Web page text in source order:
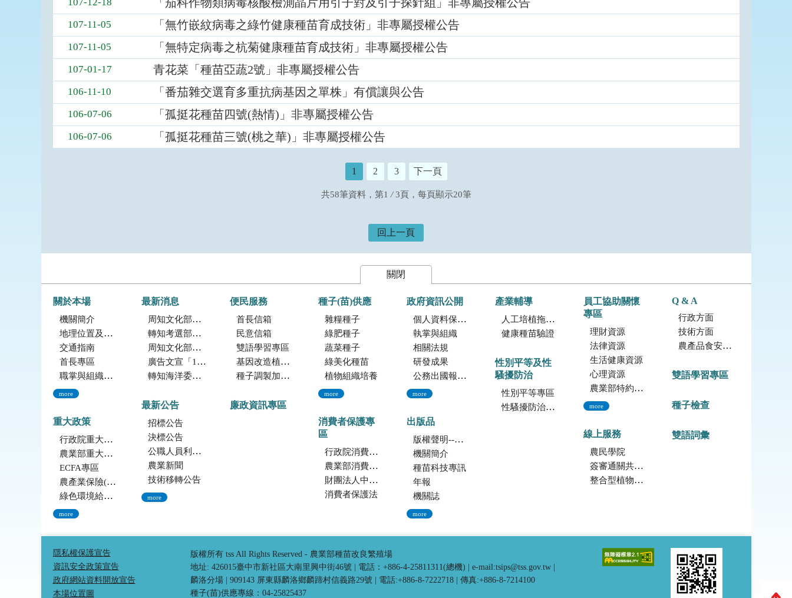
107-11-05 「無竹嵌紋病毒之綠竹健康種苗育成技術」非專屬授權公告
107-11-05 「無特定病毒之杭菊健康種苗育成技術」非專屬授權公告
107-01-17 青花菜「種苗亞蔬2號」非專屬授權公告
106-11-10 「番茄雜交選育多重抗病基因之單株」有償讓與公告
106-07-06 「孤挺花種苗四號(熱情)」非專屬授權公告
106-07-06 「孤挺花種苗三號(桃之華)」非專屬授權公告
1 2 3 下一頁
共58筆資料，第1 /3頁，每頁顯示20筆
回上一頁
關閉
關於本場
機關簡介
地理位置及農業環境
交通指南
首長專區
職掌與組織編制
more
重大政策
行政院重大政策(連結至行政院)
農業部重大政策(連結至農業部)
ECFA專區
農產業保險(連結至農糧署)
綠色環境給付計畫(連結至農糧署)
more
最新消息
周知文化部「2027年文化部百大文化基地徵選獎勵簡章」，歡迎踴躍參加。
轉知考選部「115年建築師、技師、大地工程技師（第二階段考試）、 不動產經紀人、記帳士考試」報名訊息
周知文化部文化資產局訂於115年9月19日至20日辦理「2026年全國古蹟日活動」
廣告文宣「116年度軍公教員工待遇提升方案」政策圖文說明
轉知海洋委員會海洋保育署「2026海洋保育創意短影音競賽」活動資訊
最新公告
招標公告
決標公告
公職人員利益衝突迴避法身份揭露專區
農業新聞
技術移轉公告
more
便民服務
首長信箱
民意信箱
雙語學習專區
基因改造植物委託檢測服務
種子調製加工暨寄倉服務
廉政資訊專區
種子(苗)供應
雜糧種子
綠肥種子
蔬菜種子
綠美化種苗
植物組織培養
more
消費者保護專
區
行政院消費者保護會
農業部消費者保護專區
財團法人中華民國消費者文教基金會
消費者保護法
政府資訊公開
個人資料保護專區
執掌與組織
相關法規
研發成果
公務出國報告資訊網
more
出版品
版權聲明--本網站發表之所有文章，係為學術研究成果，不得引用於產品及食品之標示、宣傳及廣告。若不當引用，應自負法律責任。
機關簡介
種苗科技專訊
年報
機關誌
more
產業輔導
人工培植拖鞋蘭
健康種苗驗證
性別平等及性
騷擾防治
性別平等專區
性騷擾防治專區
員工協助關懷
專區
理財資源
法律資源
生活健康資源
心理資源
農業部特約員工協助方案諮詢服務
more
線上服務
農民學院
簽審通關共同作業平台
整合型植物種苗檢測服務多元平台
Q & A
行政方面
技術方面
農產品食安專區
雙語學習專區
種子檢查
雙語詞彙
隱私權保護宣告
資訊安全政策宣告
政府網站資料開放宣告
本場位置圖
版權所有 tss All Rights Reserved - 農業部種苗改良繁殖場
地址: 426015臺中市新社區大南里興中街46號
電話：+886-4-25811311(總機) e-mail:tsips@tss.gov.tw
麟洛分場
909143 屏東縣麟洛鄉麟蹄村信義路29號 電話:+886-8-7222718
傳真:+886-8-7214100
種子(苗)供應專線：04-25825437